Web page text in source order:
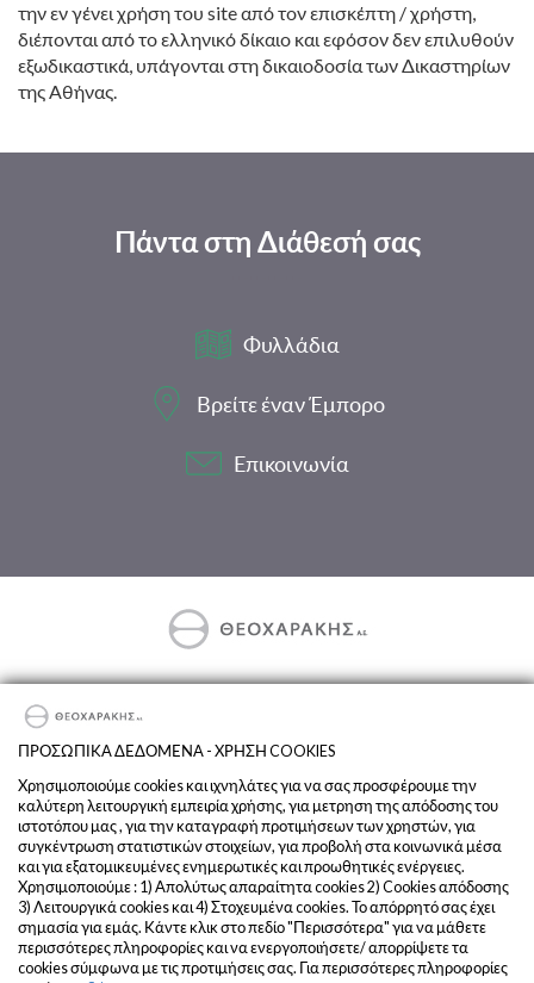
την εν γένει χρήση του site από τον επισκέπτη / χρήστη,
διέπονται από το ελληνικό δίκαιο και εφόσον δεν επιλυθούν
εξωδικαστικά, υπάγονται στη δικαιοδοσία των Δικαστηρίων
της Αθήνας.
Πάντα στη Διάθεσή σας
Φυλλάδια
Βρείτε έναν Έμπορο
Επικοινωνία
Όροι και Προϋποθέσεις
Προσωπικά Δεδομένα
Η Εταιρεία
ΠΡΟΣΩΠΙΚΑ ΔΕΔΟΜΕΝΑ - ΧΡΗΣΗ COOKIES
Χρησιμοποιούμε cookies και ιχνηλάτες για να σας προσφέρουμε την
καλύτερη λειτουργική εμπειρία χρήσης, για μετρηση της απόδοσης του
ιστοτόπου μας , για την καταγραφή προτιμήσεων των χρηστών, για
συγκέντρωση στατιστικών στοιχείων, για προβολή στα κοινωνικά μέσα
και για εξατομικευμένες ενημερωτικές και προωθητικές ενέργειες.
Χρησιμοποιούμε : 1) Απολύτως απαραίτητα cookies 2) Cookies απόδοσης
3) Λειτουργικά cookies και 4) Στοχευμένα cookies. Το απόρρητό σας έχει
σημασία για εμάς. Κάντε κλικ στο πεδίο "Περισσότερα" για να μάθετε
περισσότερες πληροφορίες και να ενεργοποιήσετε/ απορρίψετε τα
cookies σύμφωνα με τις προτιμήσεις σας. Για περισσότερες πληροφορίες